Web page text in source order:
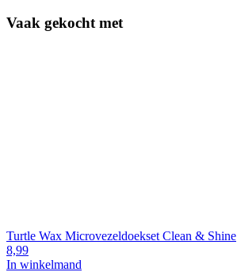
Vaak gekocht met
Turtle Wax Microvezeldoekset Clean & Shine
8,99
In winkelmand